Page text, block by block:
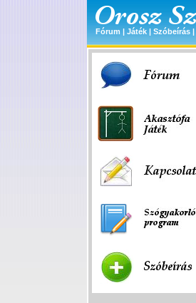
Fórum | Játék | Szóbeírás |